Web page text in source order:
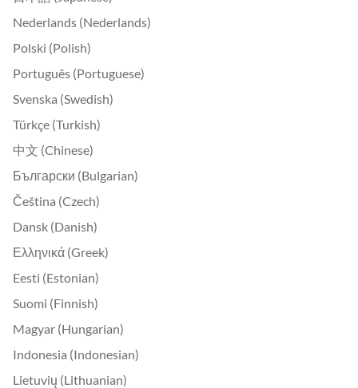
Nederlands (Nederlands)
Polski (Polish)
Português (Portuguese)
Svenska (Swedish)
Türkçe (Turkish)
中文 (Chinese)
Български (Bulgarian)
Čeština (Czech)
Dansk (Danish)
Ελληνικά (Greek)
Eesti (Estonian)
Suomi (Finnish)
Magyar (Hungarian)
Indonesia (Indonesian)
Lietuvių (Lithuanian)